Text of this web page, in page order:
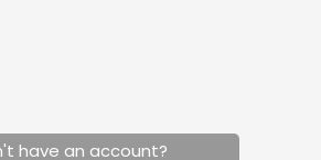
have an account?